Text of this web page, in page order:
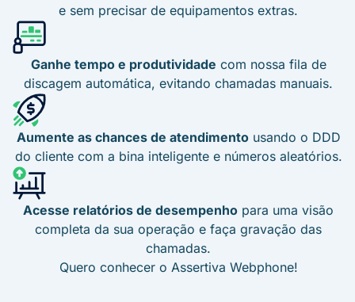
e sem precisar de equipamentos extras.
Ganhe tempo e produtividade com nossa fila de
discagem automática, evitando chamadas manuais.
Aumente as chances de atendimentousando o DDD
do cliente com a bina inteligente e números aleatórios.
Acesse relatórios de desempenho para uma visão
completa da sua operação e faça gravação das
chamadas.
Quero conhecer o Assertiva Webphone!